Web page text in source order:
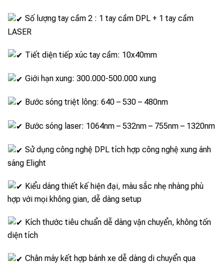
Số lượng tay cầm 2 : 1 tay cầm DPL + 1 tay cầm
LASER
Tiết diện tiếp xúc tay cầm: 10x40mm
Giới hạn xung: 300.000-500.000 xung
Bước sóng triệt lông: 640 – 530 – 480nm
Bước sóng laser: 1064nm – 532nm – 755nm – 1320nm
Sử dụng công nghệ DPL tích hợp công nghệ xung ánh
sáng Elight
Kiểu dáng thiết kế hiện đại, màu sắc nhẹ nhàng phù
hợp với mọi không gian, dễ dàng setup
Kích thước tiêu chuẩn dễ dàng vận chuyển, không tốn
diện tích
Chân máy kết hợp bánh xe dễ dàng di chuyển qua